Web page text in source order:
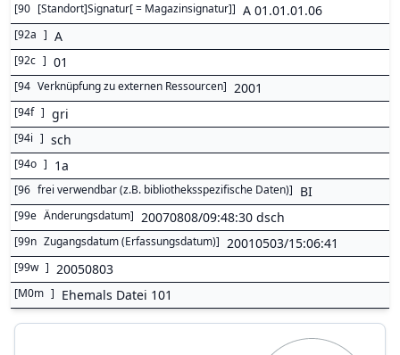
[90 [Standort]Signatur[ = Magazinsignatur]] A 01.01.01.06
[92a ] A
[92c ] 01
[94 Verknüpfung zu externen Ressourcen] 2001
[94f ] gri
[94i ] sch
[94o ] 1a
[96 frei verwendbar (z.B. bibliotheksspezifische Daten)] BI
[99e Änderungsdatum] 20070808/09:48:30 dsch
[99n Zugangsdatum (Erfassungsdatum)] 20010503/15:06:41
[99w ] 20050803
[M0m ] Ehemals Datei 101